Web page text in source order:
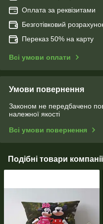
Оплата за реквізитами
Безготівковий
Переказ 50% на карту
Всі умови оплати
Умови повернення
Законом не передбачено
належної якості
Всі умови повернення
Подібні товари компанії